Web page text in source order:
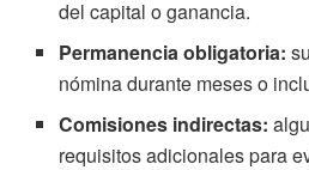
del capital o ganancia.
Permanencia obligatoria:
nómina durante meses o
Comisiones indirectas:
requisitos adicionales para